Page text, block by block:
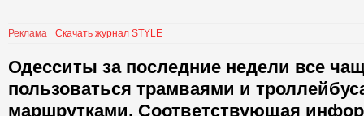
Реклама Скачать журнал STYLE
Одесситы за последние недели все
пользоваться трамваями и
маршрутками. Соответствующая